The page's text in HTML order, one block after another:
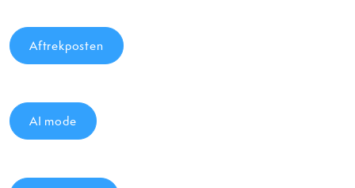
Aftrekposten
AI mode